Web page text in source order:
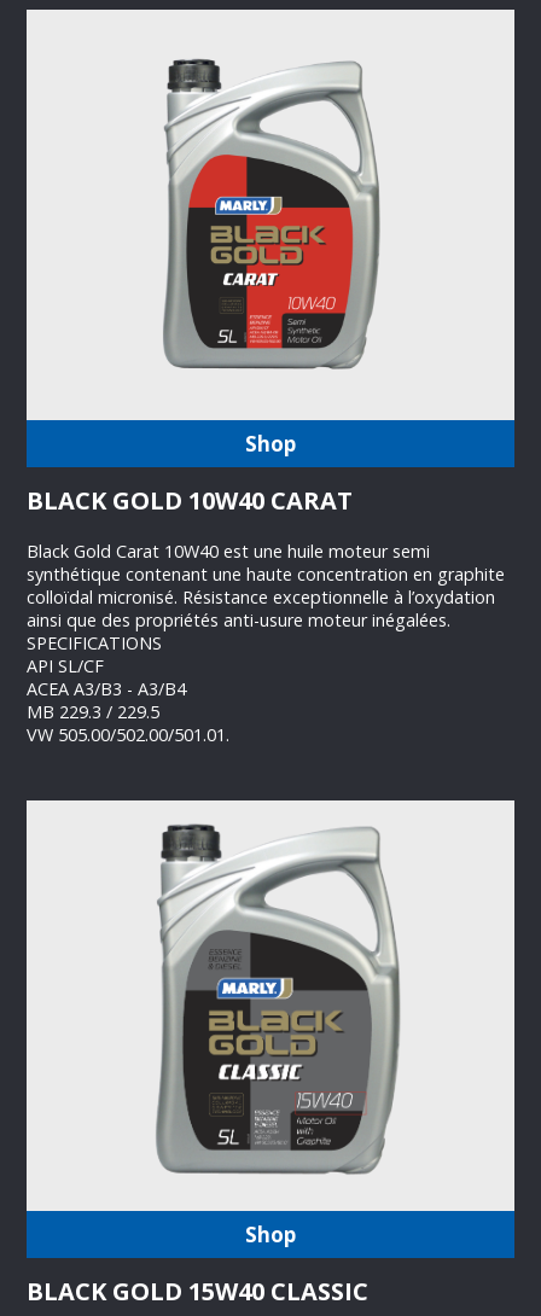
Shop
BLACK GOLD 10W40 CARAT
Black Gold Carat 10W40 est une huile moteur semi
synthétique contenant une haute concentration en graphite
colloïdal micronisé. Résistance exceptionnelle à l’oxydation
ainsi que des propriétés anti-usure moteur inégalées.
SPECIFICATIONS
API SL/CF
ACEA A3/B3 - A3/B4
MB 229.3 / 229.5
VW 505.00/502.00/501.01.
Shop
BLACK GOLD 15W40 CLASSIC